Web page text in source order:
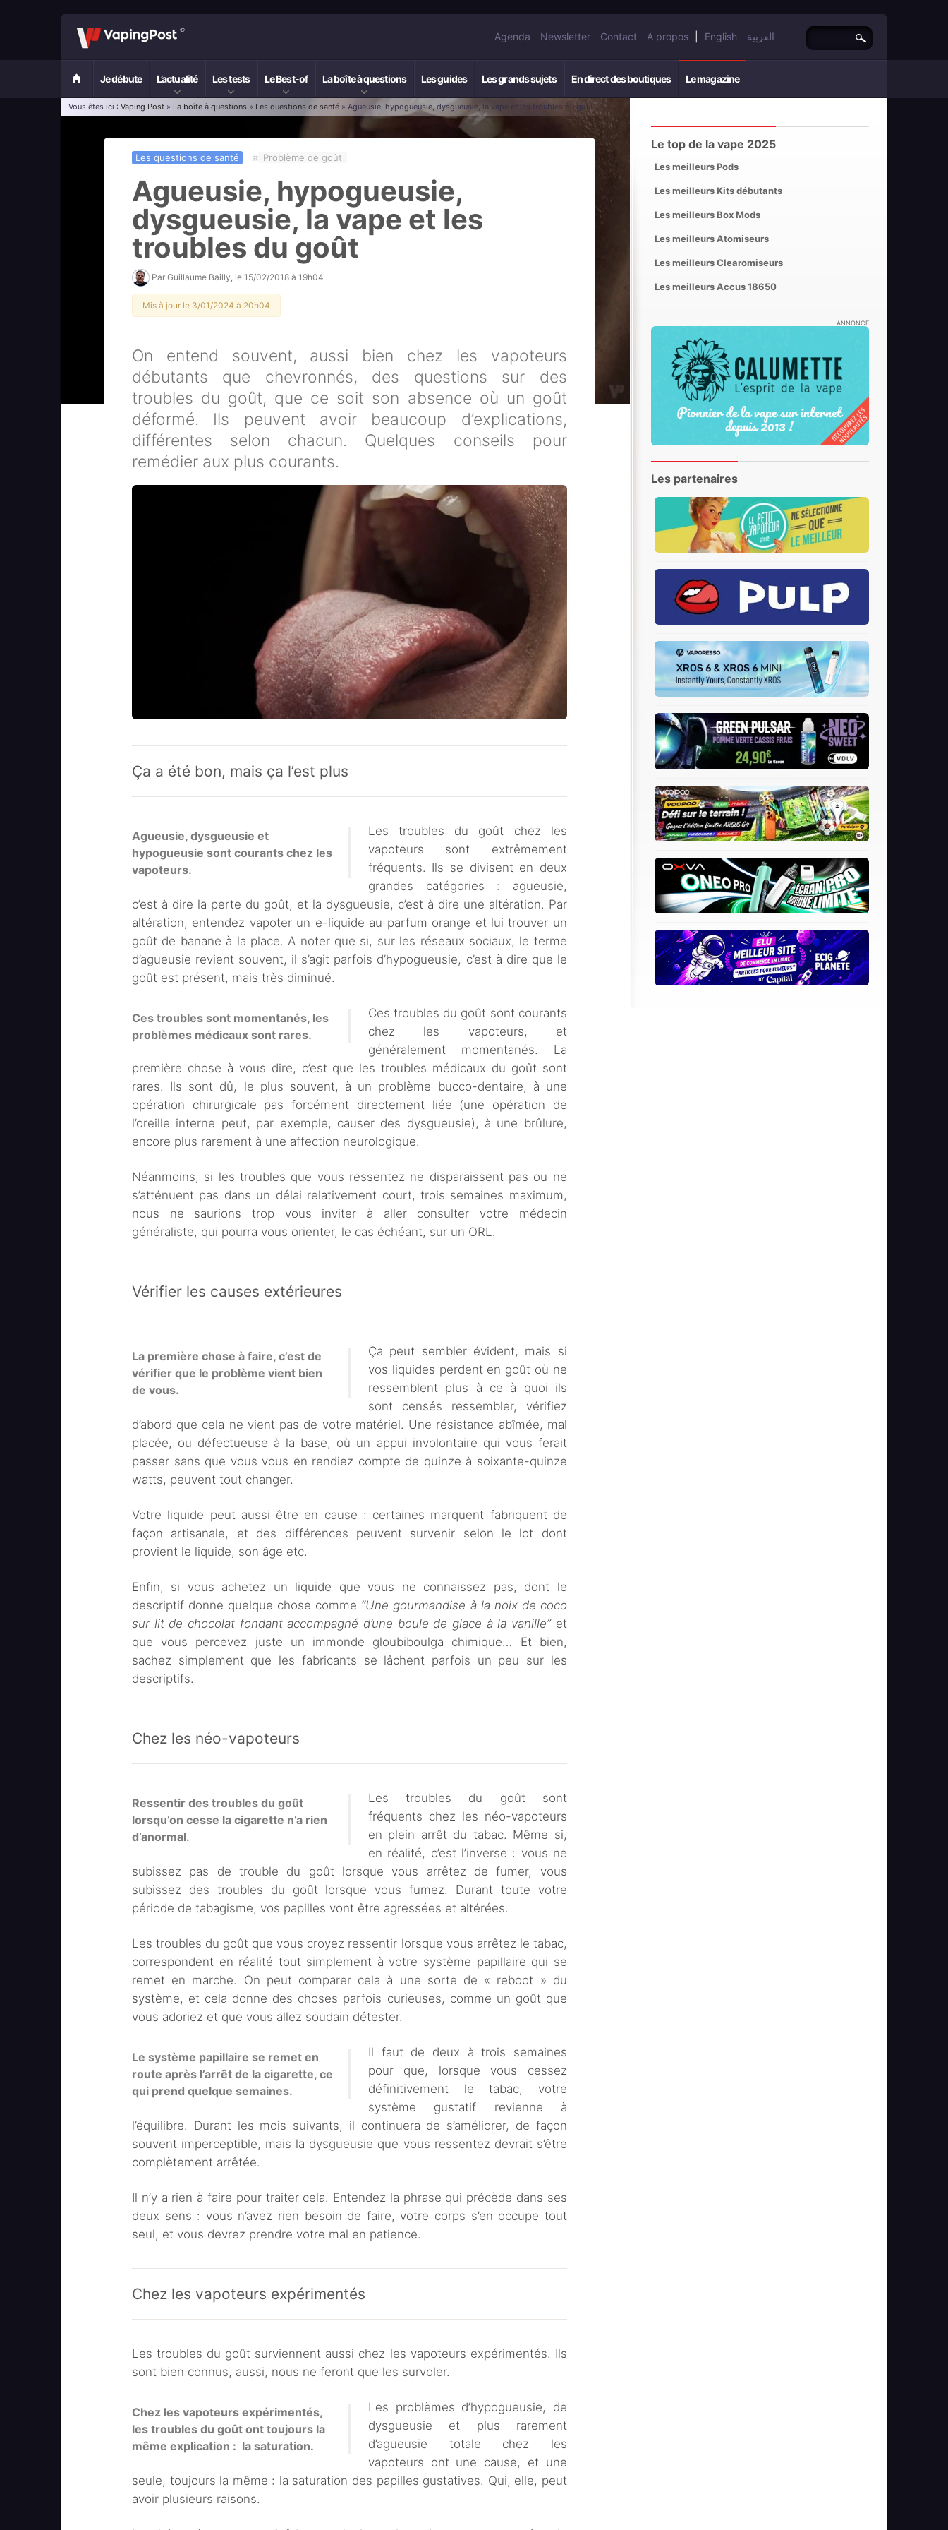
Agenda Newsletter Contact A propos English العربية
Je débute L’actualité Les tests Le Best-of La boîte à questions Les guides Les grands sujets En direct des boutiques Le magazine
Vous êtes ici : Vaping Post » La boîte à questions » Les questions de santé » Agueusie, hypogueusie, dysgueusie, la vape et les troubles du goût
Les questions de santé # Problème de goût
Agueusie, hypogueusie,
dysgueusie, la vape et les
troubles du goût
Par Guillaume Bailly , le 15/02/2018 à 19h04
Mis à jour le 3/01/2024 à 20h04
On entend souvent, aussi bien chez les vapoteurs
débutants que chevronnés, des questions sur des
troubles du goût, que ce soit son absence où un goût
déformé. Ils peuvent avoir beaucoup d’explications,
différentes selon chacun. Quelques conseils pour
remédier aux plus courants.
Ça a été bon, mais ça l’est plus
Agueusie, dysgueusie et
hypogueusie sont courants chez les
vapoteurs.
Les troubles du goût chez les
vapoteurs sont extrêmement
fréquents. Ils se divisent en deux
grandes catégories : agueusie,
c’est à dire la perte du goût, et la dysgueusie, c’est à dire une altération. Par
altération, entendez vapoter un e-liquide au parfum orange et lui trouver un
goût de banane à la place. A noter que si, sur les réseaux sociaux, le terme
d’agueusie revient souvent, il s’agit parfois d’hypogueusie, c’est à dire que le
goût est présent, mais très diminué.
Ces troubles sont momentanés, les
problèmes médicaux sont rares.
Ces troubles du goût sont courants
chez les vapoteurs, et
généralement momentanés. La
première chose à vous dire, c’est que les troubles médicaux du goût sont
rares. Ils sont dû, le plus souvent, à un problème bucco-dentaire, à une
opération chirurgicale pas forcément directement liée (une opération de
l’oreille interne peut, par exemple, causer des dysgueusie), à une brûlure,
encore plus rarement à une affection neurologique.
Néanmoins, si les troubles que vous ressentez ne disparaissent pas ou ne
s’atténuent pas dans un délai relativement court, trois semaines maximum,
nous ne saurions trop vous inviter à aller consulter votre médecin
généraliste, qui pourra vous orienter, le cas échéant, sur un ORL.
Vérifier les causes extérieures
La première chose à faire, c’est de
vérifier que le problème vient bien
de vous.
Ça peut sembler évident, mais si
vos liquides perdent en goût où ne
ressemblent plus à ce à quoi ils
sont censés ressembler, vérifiez
d’abord que cela ne vient pas de votre matériel. Une résistance abîmée, mal
placée, ou défectueuse à la base, où un appui involontaire qui vous ferait
passer sans que vous vous en rendiez compte de quinze à soixante-quinze
watts, peuvent tout changer.
Votre liquide peut aussi être en cause : certaines marquent fabriquent de
façon artisanale, et des différences peuvent survenir selon le lot dont
provient le liquide, son âge etc.
Enfin, si vous achetez un liquide que vous ne connaissez pas, dont le
descriptif donne quelque chose comme “Une gourmandise à la noix de coco
sur lit de chocolat fondant accompagné d’une boule de glace à la vanille”et
que vous percevez juste un immonde gloubiboulga chimique… Et bien,
sachez simplement que les fabricants se lâchent parfois un peu sur les
descriptifs.
Chez les néo-vapoteurs
Ressentir des troubles du goût
lorsqu’on cesse la cigarette n’a rien
d’anormal.
Les troubles du goût sont
fréquents chez les néo-vapoteurs
en plein arrêt du tabac. Même si,
en réalité, c’est l’inverse : vous ne
subissez pas de trouble du goût lorsque vous arrêtez de fumer, vous
subissez des troubles du goût lorsque vous fumez. Durant toute votre
période de tabagisme, vos papilles vont être agressées et altérées.
Les troubles du goût que vous croyez ressentir lorsque vous arrêtez le tabac,
correspondent en réalité tout simplement à votre système papillaire qui se
remet en marche. On peut comparer cela à une sorte de « reboot » du
système, et cela donne des choses parfois curieuses, comme un goût que
vous adoriez et que vous allez soudain détester.
Le système papillaire se remet en
route après l’arrêt de la cigarette, ce
qui prend quelque semaines.
Il faut de deux à trois semaines
pour que, lorsque vous cessez
définitivement le tabac, votre
système gustatif revienne à
l’équilibre. Durant les mois suivants, il continuera de s’améliorer, de façon
souvent imperceptible, mais la dysgueusie que vous ressentez devrait s’être
complètement arrêtée.
Il n’y a rien à faire pour traiter cela. Entendez la phrase qui précède dans ses
deux sens : vous n’avez rien besoin de faire, votre corps s’en occupe tout
seul, et vous devrez prendre votre mal en patience.
Chez les vapoteurs expérimentés
Les troubles du goût surviennent aussi chez les vapoteurs expérimentés. Ils
sont bien connus, aussi, nous ne feront que les survoler.
Chez les vapoteurs expérimentés,
les troubles du goût ont toujours la
même explication : la saturation.
Les problèmes d’hypogueusie, de
dysgueusie et plus rarement
d’agueusie totale chez les
vapoteurs ont une cause, et une
seule, toujours la même : la saturation des papilles gustatives. Qui, elle, peut
avoir plusieurs raisons.
Le top de la vape 2025
Les meilleurs Pods
Les meilleurs Kits débutants
Les meilleurs Box Mods
Les meilleurs Atomiseurs
Les meilleurs Clearomiseurs
Les meilleurs Accus 18650
ANNONCE
Les partenaires